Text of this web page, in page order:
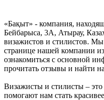
«Бақыт» - компания,
Бейбарыса, 3А, Атырау,
визажистов и стилистов. Мы
странице нашей компании
ознакомиться с основной
прочитать отзывы и найти
Визажисты и стилисты –
помогают нам стать